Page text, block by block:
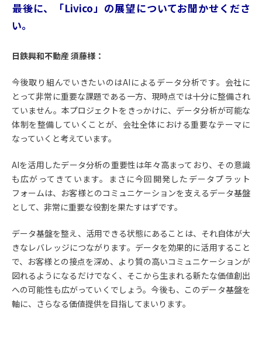
――最後に、「Livico」の展望についてお聞かせくださ
い。
日鉄興和不動産 須藤様：
今後取り組んでいきたいのはAIによるデータ分析です。会社に
とって非常に重要な課題である一方、現時点では十分に整備され
ていません。本プロジェクトをきっかけに、データ分析が可能な
体制を整備していくことが、会社全体における重要なテーマに
なっていくと考えています。
AIを活用したデータ分析の重要性は年々高まっており、その意識
も広がってきています。まさに今回開発したデータプラット
フォームは、お客様とのコミュニケーションを支えるデータ基盤
として、非常に重要な役割を果たすはずです。
データ基盤を整え、活用できる状態にあることは、それ自体が大
きなレバレッジにつながります。データを効果的に活用すること
で、お客様との接点を深め、より質の高いコミュニケーションが
図れるようになるだけでなく、そこから生まれる新たな価値創出
への可能性も広がっていくでしょう。今後も、このデータ基盤を
軸に、さらなる価値提供を目指してまいります。